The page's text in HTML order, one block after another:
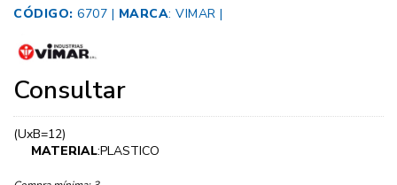
CÓDIGO: 6707 | MARCA: VIMAR |
Consultar
(UxB=12)
MATERIAL:PLASTICO